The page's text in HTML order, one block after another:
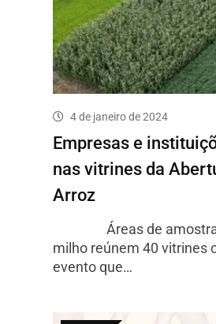
4 de janeiro de 2024
Empresas e
nas vitrines da
Arroz
Áreas de amostra
milho reúnem 40 vitrines
evento que…